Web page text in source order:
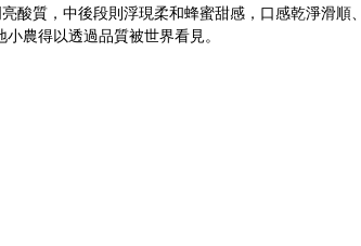
質，中後段則浮現柔和蜂蜜甜感，口感乾淨滑順
農得以透過品質被世界看見。